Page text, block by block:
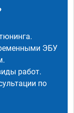
ЭБУ
работ.
по